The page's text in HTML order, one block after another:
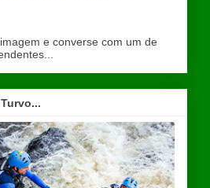
e converse com um de